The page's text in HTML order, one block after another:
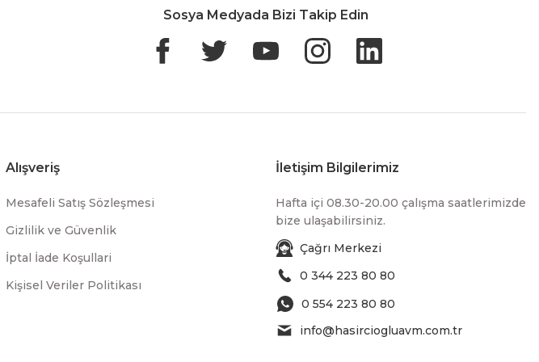
Sosya Medyada Bizi Takip Edin
Alışveriş
Mesafeli Satış Sözleşmesi
Gizlilik ve Güvenlik
İptal İade Koşullari
Kişisel Veriler Politikası
İletişim Bilgilerimiz
Hafta içi 08.30-20.00 çalışma saatlerimizde
bize ulaşabilirsiniz.
Çağrı Merkezi
0 344 223 80 80
0 554 223 80 80
info@hasirciogluavm.com.tr